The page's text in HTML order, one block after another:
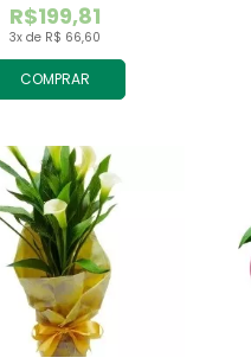
COMPRAR
3x de R$ 66,60
R$199,81